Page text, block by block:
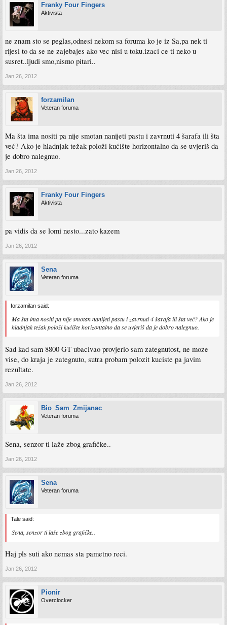
Franky Four Fingers
Aktivista
ne znam sto se peglas,odnesi nekom sa foruma ko je iz Sa,pa nek ti
rijesi to da se ne zajebajes ako vec nisi u toku.izaci ce ti neko u
susret..ljudi smo,nismo pitari..
Jan 26, 2012
forzamilan
Veteran foruma
Ma šta ima nositi pa nije smotan nanijeti pastu i zavrnuti 4 šarafa ili šta
već? Ako je hladnjak težak položi kućište horizontalno da se uvjeriš da
je dobro nalegnuo.
Jan 26, 2012
Franky Four Fingers
Aktivista
pa vidis da se lomi nesto...zato kazem
Jan 26, 2012
Sena
Veteran foruma
forzamilan said:
Ma šta ima nositi pa nije smotan nanijeti pastu i zavrnuti 4 šarafa ili šta već? Ako je
hladnjak težak položi kućište horizontalno da se uvjeriš da je dobro nalegnuo.
Sad kad sam 8800 GT ubacivao provjerio sam zategnutost, ne moze
vise, do kraja je zategnuto, sutra probam polozit kuciste pa javim
rezultate.
Jan 26, 2012
Bio_Sam_Zmijanac
Veteran foruma
Sena, senzor ti laže zbog grafičke..
Jan 26, 2012
Sena
Veteran foruma
Tale said:
Sena, senzor ti laže zbog grafičke..
Haj pls suti ako nemas sta pametno reci.
Jan 26, 2012
Pionir
Overclocker